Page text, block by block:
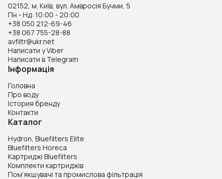
02152, м. Київ, вул. Амвросія Бучми, 5
Пн - Нд: 10:00 - 20:00
+38 050 212-69-46
+38 067 755-28-88
avfiltr@ukr.net
Написати у Viber
Написати в Telegram
Інформація
Головна
Про воду
Істория бренду
Контакти
Каталог
Hydron, Bluefilters Elite
Bluefilters Horeca
Картриджі Bluefilters
Комплекти картриджів
Пом’якшувачі та промислова фільтрація